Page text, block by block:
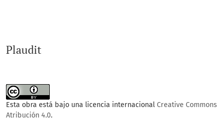
Plaudit
Esta obra está bajo una licencia internacional Creative Commons
Atribución 4.0.